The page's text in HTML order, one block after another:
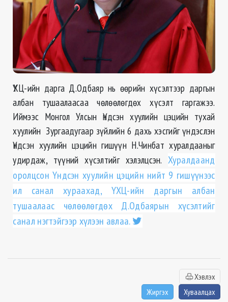
ҮХЦ-ийн дарга Д.Одбаяр нь өөрийн хүсэлтээр даргын
албан тушаалаасаа чөлөөлөгдөх хүсэлт гаргажээ.
Иймээс Монгол Улсын Үндсэн хуулийн цэцийн тухай
хуулийн Зургаадугаар зүйлийн 6 дахь хэсгийг үндэслэн
Үндсэн хуулийн цэцийн гишүүн Н.Чинбат хуралдааныг
удирдаж, түүний хүсэлтийг хэлэлцсэн. Хуралдаанд
оролцсон Үндсэн хуулийн цэцийн нийт 9 гишүүнээс
ил санал хураахад, ҮХЦ-ийн даргын албан
тушаалаас чөлөөлөгдөх Д.Одбаярын хүсэлтийг
санал нэгтэйгээр хүлээн авлаа.
Хэвлэх
Жиргэх
Хуваалцах